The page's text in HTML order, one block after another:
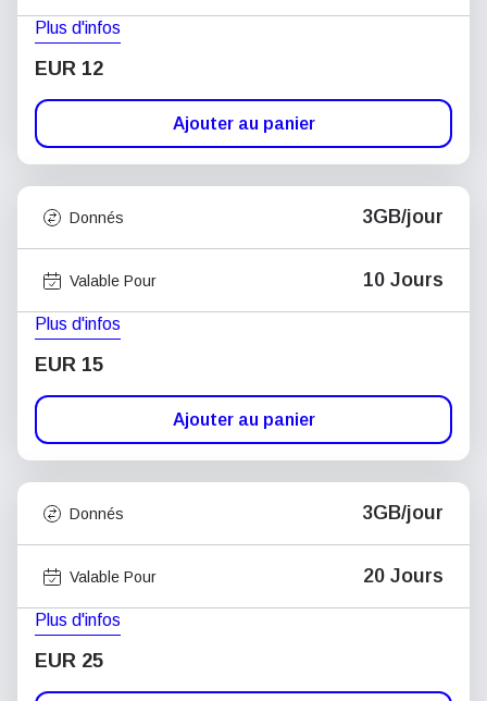
Plus d'infos
EUR 12
Ajouter au panier
Donnés 3GB/jour
Valable Pour 10 Jours
Plus d'infos
EUR 15
Ajouter au panier
Donnés 3GB/jour
Valable Pour 20 Jours
Plus d'infos
EUR 25